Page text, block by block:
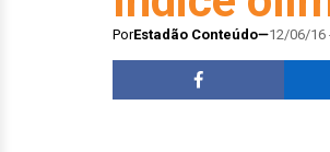
PorEstadão Conteúdo 12/06/16